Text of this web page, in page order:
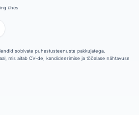
ühes
sobivate puhastusteenuste pakkujatega.
mis aitab CV-de, kandideerimise ja tööalase nähtavuse